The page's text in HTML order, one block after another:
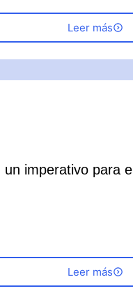
Leer más
imperativo para
Leer más